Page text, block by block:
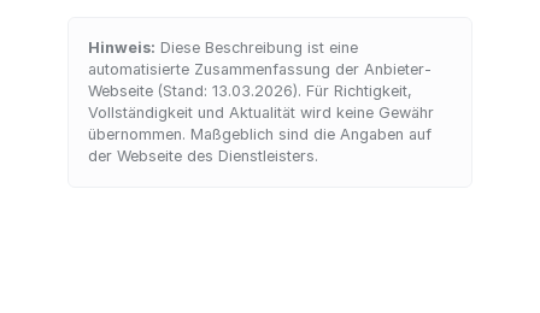
Hinweis: Diese Beschreibung ist eine
automatisierte Zusammenfassung der Anbieter-
Webseite (Stand: 13.03.2026). Für Richtigkeit,
Vollständigkeit und Aktualität wird keine Gewähr
übernommen. Maßgeblich sind die Angaben auf
der Webseite des Dienstleisters.